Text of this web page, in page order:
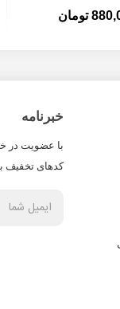
تومان
خبرنامه
با عضویت در
کدهای تخفیف